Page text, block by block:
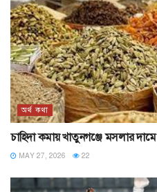
অর্থ কথা
চাহিদা কমায় খাতুনগঞ্জে মসলার দামে
MAY 27, 2026 22